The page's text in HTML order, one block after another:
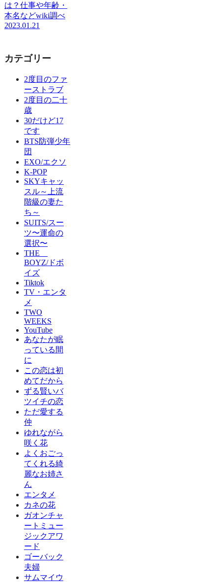
は？仕事や年齢・
本名などwiki調べ
2023.01.21
カテゴリー
2度目のファ
ーストラブ
2度目の二十
歳
30だけど17
です
BTS防弾少年
団
EXO/エクソ
K-POP
SKYキャッ
スル～上流
階級の妻た
ち～
SUITS/スー
ツ〜運命の
選択〜
THE
BOYZ/ドボ
イズ
Tiktok
TV・エンタ
メ
TWO
WEEKS
YouTube
あなたが眠
っている間
に
この恋は初
めてだから
ずる賢いバ
ツイチの恋
ただ愛する
仲
ゆれながら
咲く花
よくおごっ
てくれる綺
麗なお姉さ
ん
エンタメ
カネの花
ガオンチャ
ートミュー
ジックアワ
ード
ゴーバック
夫婦
サムマイウ